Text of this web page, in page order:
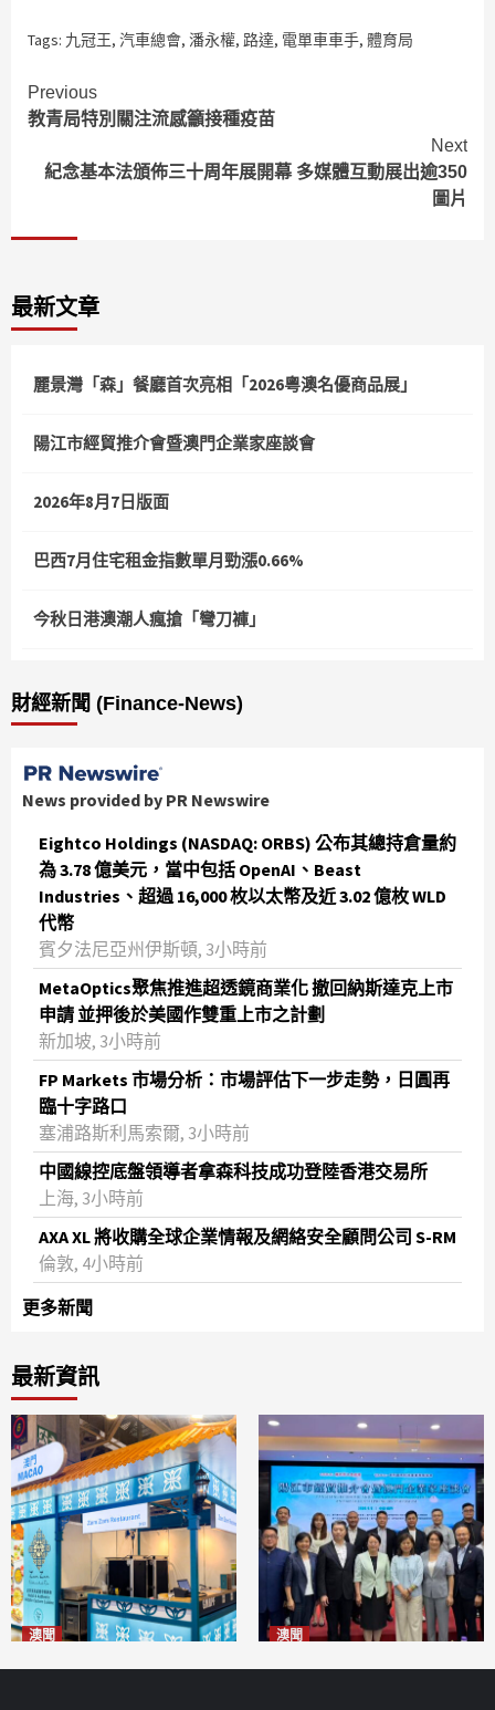
Tags: 九冠王, 汽車總會, 潘永權, 路達, 電單車車手, 體育局
Continue
Reading
Previous
教青局特別關注流感籲接種疫苗
Next
紀念基本法頒佈三十周年展開幕 多媒體互動展出逾350
圖片
最新文章
麗景灣「森」餐廳首次亮相「2026粵澳名優商品展」
陽江市經貿推介會暨澳門企業家座談會
2026年8月7日版面
巴西7月住宅租金指數單月勁漲0.66%
今秋日港澳潮人瘋搶「彎刀褲」
財經新聞 (Finance-News)
News provided by PR Newswire
Eightco Holdings (NASDAQ: ORBS) 公布其總持倉量約
為 3.78 億美元，當中包括 OpenAI、Beast
Industries、超過 16,000 枚以太幣及近 3.02 億枚 WLD
代幣
賓夕法尼亞州伊斯頓, 3小時前
MetaOptics聚焦推進超透鏡商業化 撤回納斯達克上市
申請 並押後於美國作雙重上市之計劃
新加坡, 3小時前
FP Markets 市場分析：市場評估下一步走勢，日圓再
臨十字路口
塞浦路斯利馬索爾, 3小時前
中國線控底盤領導者拿森科技成功登陸香港交易所
上海, 3小時前
AXA XL 將收購全球企業情報及網絡安全顧問公司 S-RM
倫敦, 4小時前
更多新聞
最新資訊
澳聞 澳聞